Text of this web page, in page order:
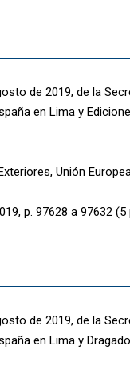
de 2019, de la
en Lima y
Unión
p. 97628 a 97632 (5
de 2019, de la
en Lima y